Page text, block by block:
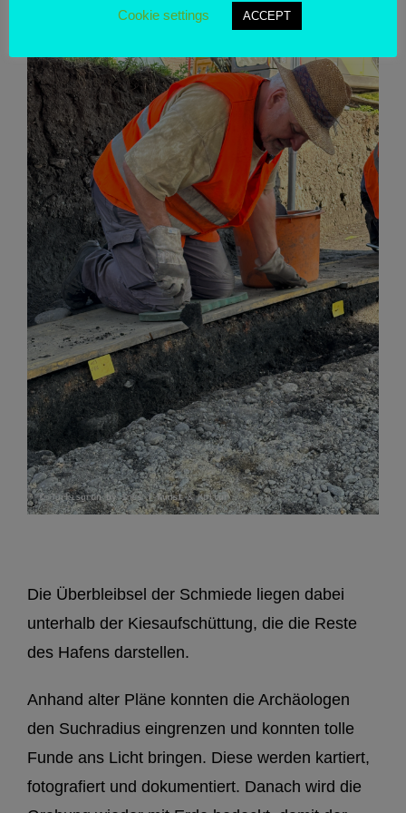
Reste einer Schmiede.
Die Überbleibsel der Schmiede liegen dabei
unterhalb der Kiesaufschüttung, die die Reste
des Hafens darstellen.
Anhand alter Pläne konnten die Archäologen
den Suchradius eingrenzen und konnten tolle
Funde ans Licht bringen. Diese werden kartiert,
fotografiert und dokumentiert. Danach wird die
Cookie settings ACCEPT